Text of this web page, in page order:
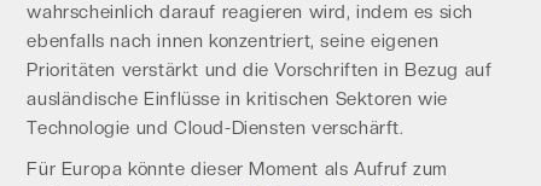
wahrscheinlich darauf reagieren wird, indem es sich
ebenfalls nach innen konzentriert, seine eigenen
Prioritäten verstärkt und die Vorschriften in Bezug auf
ausländische Einflüsse in kritischen Sektoren wie
Technologie und Cloud-Diensten verschärft.
Für Europa könnte dieser Moment als Aufruf zum